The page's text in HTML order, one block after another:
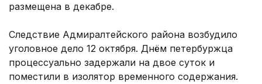
размещена в декабре.
Следствие Адмиралтейского района возбудило
уголовное дело 12 октября. Днём петербуржца
процессуально задержали на двое суток и
поместили в изолятор временного содержания.